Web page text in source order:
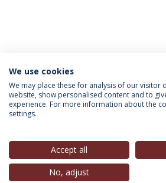
INFORMAÇÃO PARA
We use cookies
We may place these for analysis of our visitor
website, show personalised content and to
experience. For more information about the
settings.
Accept all
No, adjust